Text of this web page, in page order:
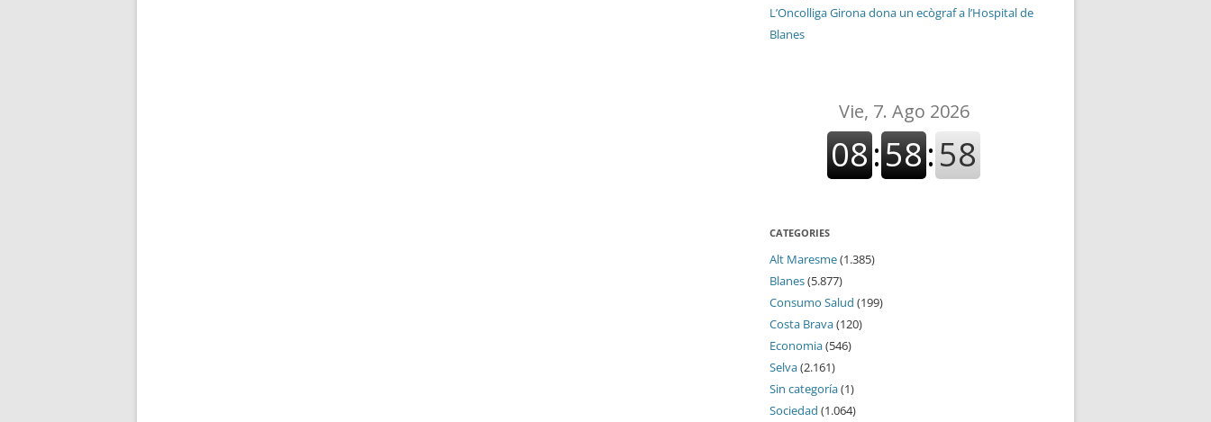
L’Oncolliga Girona dona un ecògraf a l’Hospital de
Blanes
CATEGORIES
Alt Maresme(1.385)
Blanes(5.877)
Consumo Salud (199)
Costa Brava(120)
Economia(546)
Selva(2.161)
Sin categoría(1)
Sociedad (1.064)